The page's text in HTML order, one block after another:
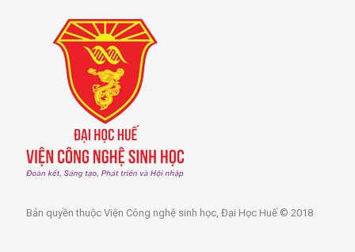
Bản quyền thuộc Viện Công nghệ sinh học, Đại Học Huế © 2018